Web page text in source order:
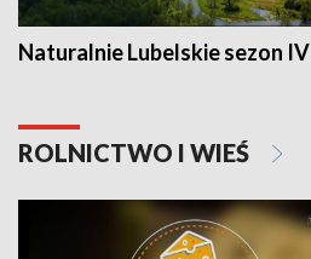
Naturalnie Lubelskie sezon IV
ROLNICTWO I WIEŚ